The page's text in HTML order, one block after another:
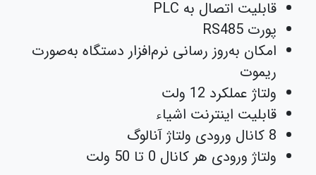
قابلیت اتصال به PLC
پورت RS485
امکان به‌روز رسانی نرم‌افزار دستگاه به‌صورت
ریموت
ولتاژ عملکرد 12 ولت
قابلیت اینترنت اشیاء
8 کانال ورودی ولتاژ آنالوگ
ولتاژ ورودی هر کانال 0 تا 50 ولت